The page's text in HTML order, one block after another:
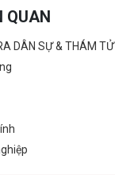
QUAN
DÂN SỰ & THÁM TỬ